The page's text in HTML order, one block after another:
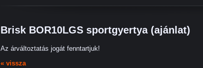
Brisk BOR10LGS sportgyertya (ajánlat)
Az árváltoztatás jogát fenntartjuk!
« vissza